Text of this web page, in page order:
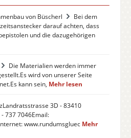
von Büscherl
Bei dem
darauf achten, dass
und die dazugehörigen
Die Materialien werden immer
wird von unserer Seite
kann sein, Mehr lesen
3D - 83410
737 7046Email:
www.rundumsgluec Mehr